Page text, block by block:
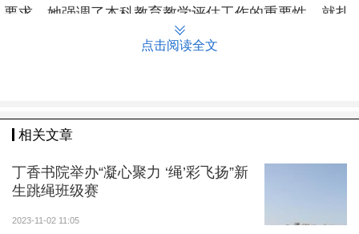
要求，她强调了本科教育教学评估工作的重要性，就扎
实做好相关具体工作，确保高质量完成评估任务提出了
（试行）》进行宣讲。
正处级组织员马博详细介绍了新址公寓分配方案。
技术创新中心负责人周茜就《西安电子科技大学广州研
点击阅读全文
相关文章
丁香书院举办“凝心聚力 ‘绳’彩飞扬”新
生跳绳班级赛
2023-11-02 11:05